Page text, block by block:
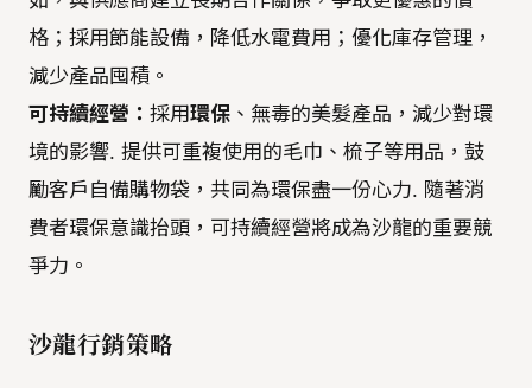
格；採用節能設備，降低水電費用；優化庫存管理，
減少產品囤積。
可持續經營： 採用環保 、無毒的美髮產品，減少對環
境的影響. 提供可重複使用的毛巾、梳子等用品，鼓
勵客戶自備購物袋，共同為環保盡一份心力. 隨著消
費者環保意識抬頭，可持續經營將成為沙龍的重要競
爭力。
沙龍行銷策略